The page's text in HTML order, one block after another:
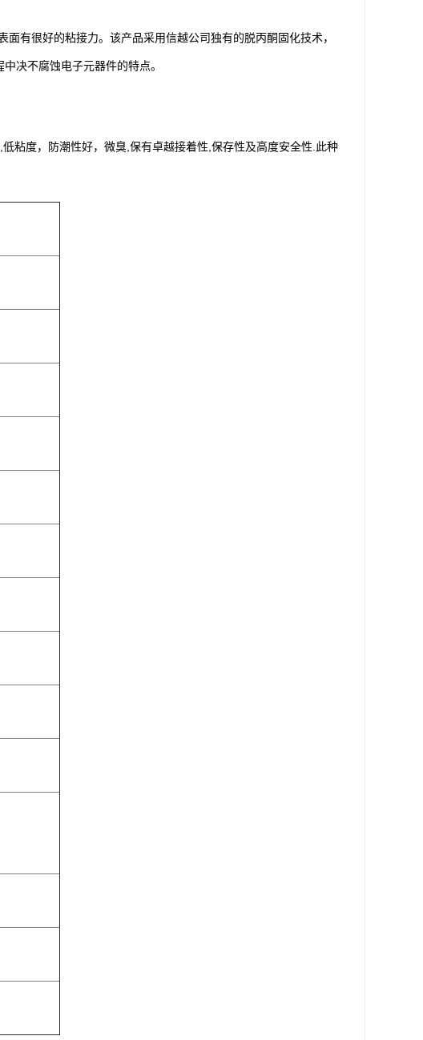
有很好的粘接力。该产品采用信越公司独有的脱丙酮固化技术，
决不腐蚀电子元器件的特点。
粘度，防潮性好，微臭,保有卓越接着性,保存性及高度安全性.此种